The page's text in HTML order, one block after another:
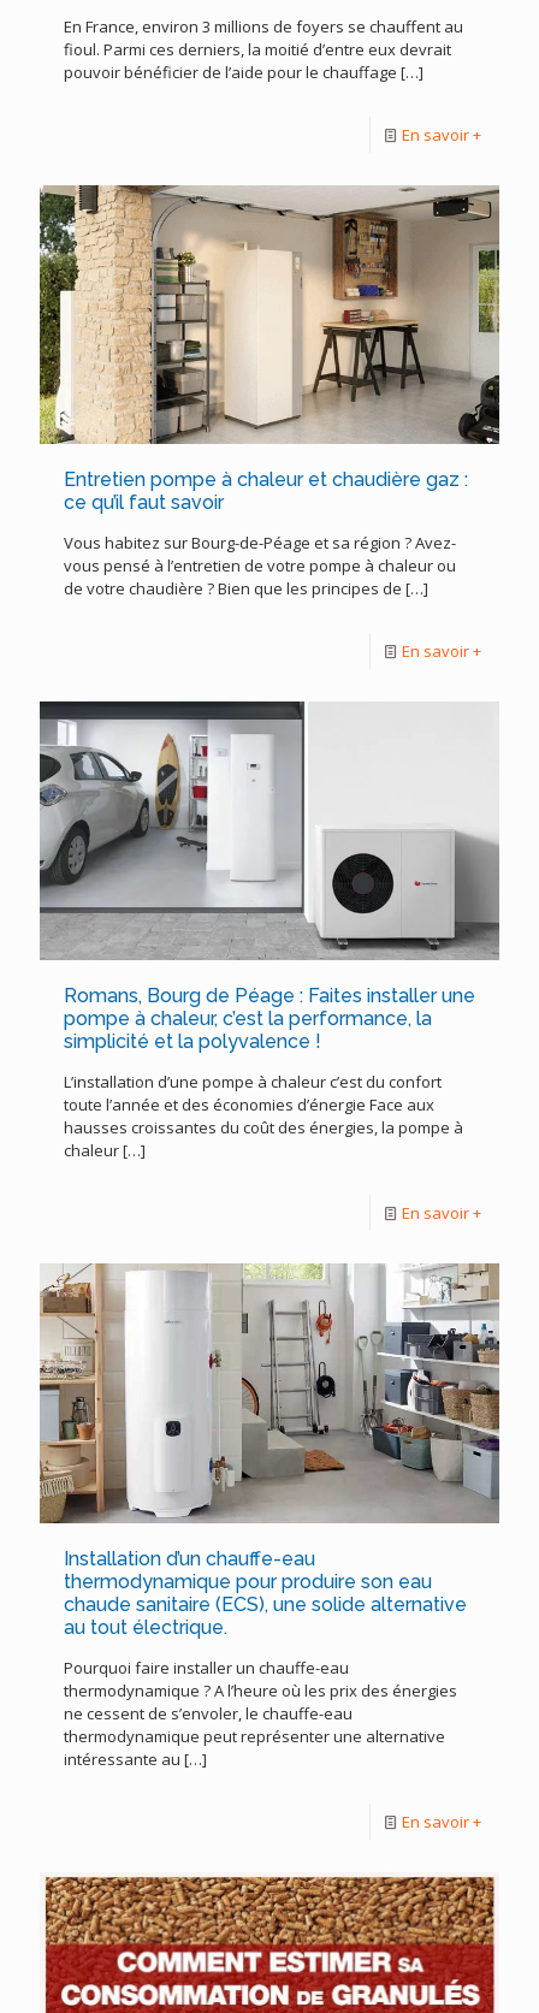
En France, environ 3 millions de foyers se chauffent au
fioul. Parmi ces derniers, la moitié d’entre eux devrait
pouvoir bénéficier de l’aide pour le chauffage […]
En savoir +
Entretien pompe à chaleur et chaudière gaz :
ce qu’il faut savoir
Vous habitez sur Bourg-de-Péage et sa région ? Avez-
vous pensé à l’entretien de votre pompe à chaleur ou
de votre chaudière ? Bien que les principes de […]
En savoir +
Romans, Bourg de Péage : Faites installer une
pompe à chaleur, c’est la performance, la
simplicité et la polyvalence !
L’installation d’une pompe à chaleur c’est du confort
toute l’année et des économies d’énergie Face aux
hausses croissantes du coût des énergies, la pompe à
chaleur[…]
En savoir +
Installation d’un chauffe-eau
thermodynamique pour produire son eau
chaude sanitaire (ECS), une solide alternative
au tout électrique.
Pourquoi faire installer un chauffe-eau
thermodynamique ? A l’heure où les prix des énergies
ne cessent de s’envoler, le chauffe-eau
thermodynamique peut représenter une alternative
intéressante au […]
En savoir +